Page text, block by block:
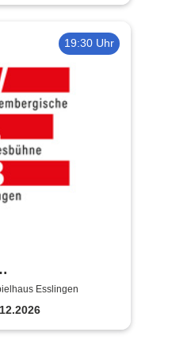
19:30 Uhr
Esslingen
Esslingen